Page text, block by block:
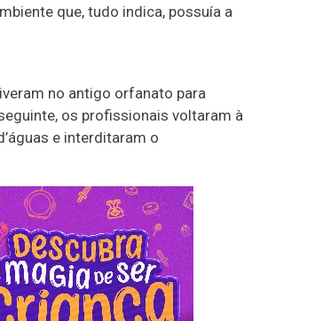
que, tudo indica, possuía a
no antigo orfanato para
os profissionais voltaram à
e interditaram o